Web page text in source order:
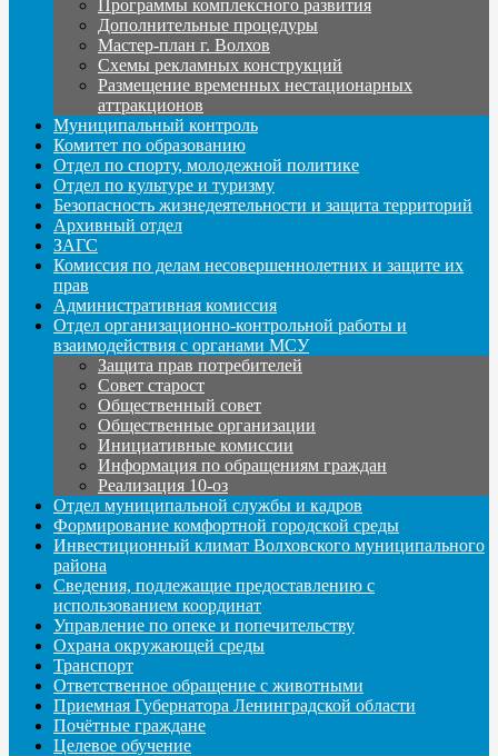
Программы комплексного развития
Дополнительные процедуры
Мастер-план г. Волхов
Схемы рекламных конструкций
Размещение временных нестационарных
аттракционов
Муниципальный контроль
Комитет по образованию
Отдел по спорту, молодежной политике
Отдел по культуре и туризму
Безопасность жизнедеятельности и защита территорий
Архивный отдел
ЗАГС
Комиссия по делам несовершеннолетних и защите их
прав
Административная комиссия
Отдел организационно-контрольной работы и
взаимодействия с органами МСУ
Защита прав потребителей
Совет старост
Общественный совет
Общественные организации
Инициативные комиссии
Информация по обращениям граждан
Реализация 10-оз
Отдел муниципальной службы и кадров
Формирование комфортной городской среды
Инвестиционный климат Волховского муниципального
района
Сведения, подлежащие предоставлению с
использованием координат
Управление по опеке и попечительству
Охрана окружающей среды
Транспорт
Ответственное обращение с животными
Приемная Губернатора Ленинградской области
Почётные граждане
Целевое обучение